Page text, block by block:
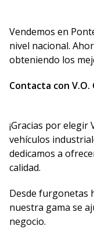
Vendemos en
nivel nacional.
obteniendo los
Contacta con V.O.
¡Gracias por elegir
vehículos
dedicamos a
calidad.
Desde furgonetas
nuestra gama se
negocio.